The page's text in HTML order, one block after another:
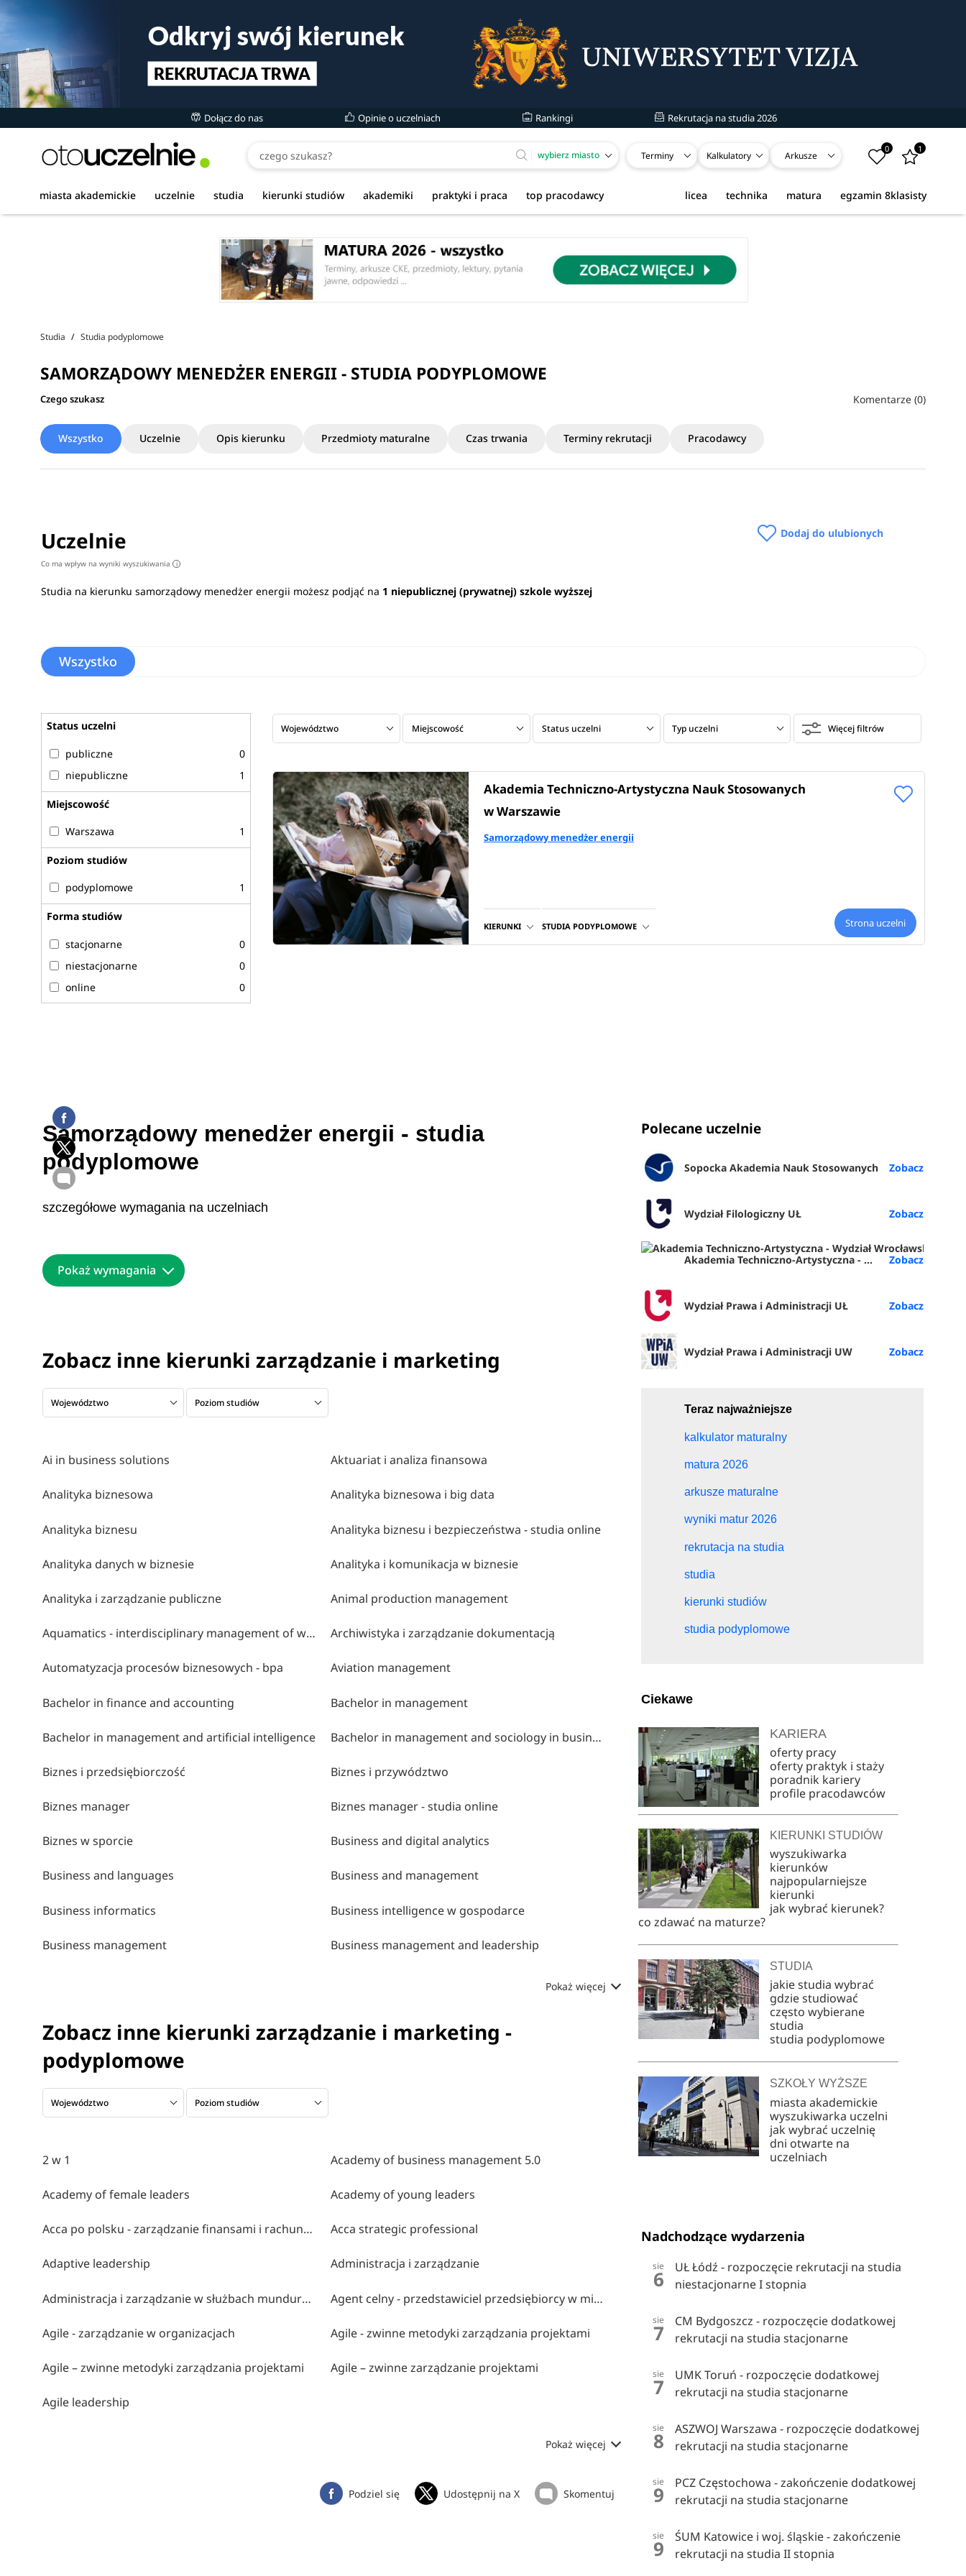
Dołącz do nas Opinie o uczelniach Rankingi Rekrutacja na studia 2026
wybierz miasto Terminy Kalkulatory Arkusze
0 1
miasta akademickie uczelnie studia kierunki studiów akademiki praktyki i praca top pracodawcy egzamin 8klasisty
matura
technika
licea
Studia Studia podyplomowe
SAMORZĄDOWY MENEDŻER ENERGII - STUDIA PODYPLOMOWE
Czego szukasz Komentarze (0)
Wszystko Uczelnie Opis kierunku Przedmioty maturalne Czas trwania Terminy rekrutacji Pracodawcy
Uczelnie
Co ma wpływ na wyniki wyszukiwania i
Dodaj do ulubionych
Studia na kierunku samorządowy menedżer energii możesz podjąć na 1 niepublicznej (prywatnej) szkole wyższej
Wszystko
Województwo Miejscowość Status uczelni Typ uczelni Więcej filtrów
Akademia Techniczno-Artystyczna Nauk Stosowanych
w Warszawie
Samorządowy menedżer energii
KIERUNKI STUDIA PODYPLOMOWE Strona uczelni
Status uczelni
publiczne
0
niepubliczne
1
Miejscowość
Warszawa 1
Poziom studiów
podyplomowe 1
Forma studiów
stacjonarne
0
niestacjonarne
0
online
0
Samorządowy menedżer energii - studia
podyplomowe
szczegółowe wymagania na uczelniach
Pokaż wymagania
Zobacz inne kierunki zarządzanie i marketing
Województwo Poziom studiów
Ai in business solutions Aktuariat i analiza finansowa
Analityka biznesowa Analityka biznesowa i big data
Analityka biznesu Analityka biznesu i bezpieczeństwa - studia online
Analityka danych w biznesie Analityka i komunikacja w biznesie
Analityka i zarządzanie publiczne Animal production management
Aquamatics - interdisciplinary management of water environments Archiwistyka i zarządzanie dokumentacją
Automatyzacja procesów biznesowych - bpa Aviation management
Bachelor in finance and accounting Bachelor in management
Bachelor in management and artificial intelligence Bachelor in management and sociology in business and media
Biznes i przedsiębiorczość Biznes i przywództwo
Biznes manager Biznes manager - studia online
Biznes w sporcie Business and digital analytics
Business and languages Business and management
Business informatics Business intelligence w gospodarce
Business management Business management and leadership
Pokaż więcej
Zobacz inne kierunki zarządzanie i marketing -
podyplomowe
Województwo Poziom studiów
2 w 1 Academy of business management 5.0
Academy of female leaders Academy of young leaders
Acca po polsku - zarządzanie finansami i rachunkowość w środowisku międzynarodowym Acca strategic professional
Adaptive leadership Administracja i zarządzanie
Administracja i zarządzanie w służbach mundurowych Agent celny - przedstawiciel przedsiębiorcy w międzynarodowym obrocie towarowym
Agile - zarządzanie w organizacjach Agile - zwinne metodyki zarządzania projektami
Agile – zwinne metodyki zarządzania projektami Agile – zwinne zarządzanie projektami
Agile leadership
Pokaż więcej
Podziel się Udostępnij na X Skomentuj
Polecane uczelnie
Sopocka Akademia Nauk Stosowanych
Wydział Filologiczny UŁ
Akademia Techniczno-Artystyczna - Wydział Wrocławska Akademia Biznesu (ATA Wrocław)
Wydział Prawa i Administracji UŁ
Wydział Prawa i Administracji UW
Teraz najważniejsze
kalkulator maturalny
matura 2026
arkusze maturalne
wyniki matur 2026
rekrutacja na studia
studia
kierunki studiów
studia podyplomowe
Ciekawe
KARIERA
oferty pracy
oferty praktyk i staży
poradnik kariery
profile pracodawców
KIERUNKI STUDIÓW
wyszukiwarka
kierunków
najpopularniejsze
kierunki
jak wybrać kierunek?
co zdawać na maturze?
STUDIA
jakie studia wybrać
gdzie studiować
często wybierane
studia
studia podyplomowe
SZKOŁY WYŻSZE
miasta akademickie
wyszukiwarka uczelni
jak wybrać uczelnię
dni otwarte na
uczelniach
Nadchodzące wydarzenia
sie
6
UŁ Łódź - rozpoczęcie rekrutacji na studia
niestacjonarne I stopnia
sie
7
CM Bydgoszcz - rozpoczęcie dodatkowej
rekrutacji na studia stacjonarne
sie
7
UMK Toruń - rozpoczęcie dodatkowej
rekrutacji na studia stacjonarne
sie
8
ASZWOJ Warszawa - rozpoczęcie dodatkowej
rekrutacji na studia stacjonarne
sie
9
PCZ Częstochowa - zakończenie dodatkowej
rekrutacji na studia stacjonarne
sie
9
ŚUM Katowice i woj. śląskie - zakończenie
rekrutacji na studia II stopnia